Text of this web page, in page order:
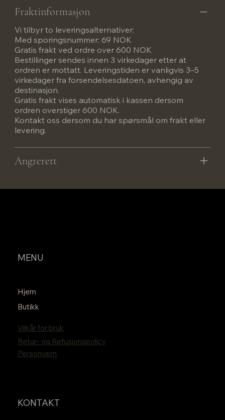
Fraktinformasjon
Vi tilbyr to leveringsalternativer:
Med sporingsnummer: 69 NOK
Gratis frakt ved ordre over 600 NOK
Bestillinger sendes innen 3 virkedager etter at
ordren er mottatt. Leveringstiden er vanligvis 3–5
virkedager fra forsendelsesdatoen, avhengig av
destinasjon.
Gratis frakt vises automatisk i kassen dersom
ordren overstiger 600 NOK.
Kontakt oss dersom du har spørsmål om frakt eller
levering.
Angrerett
MENU
Hjem
Butikk
Vilkår for bruk
Retur- og Refusjonspolicy
Personvern
KONTAKT